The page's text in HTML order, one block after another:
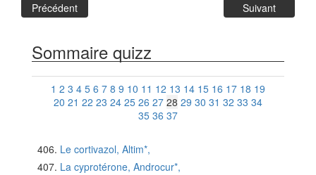
Précédent Suivant
Sommaire quizz
1 2 3 4 5 6 7 8 9 10 11 12 13 14 15 16 17 18 19
20 21 22 23 24 25 26 27 28 29 30 31 32 33 34
35 36 37
Le cortivazol, Altim*,
La cyprotérone, Androcur*,